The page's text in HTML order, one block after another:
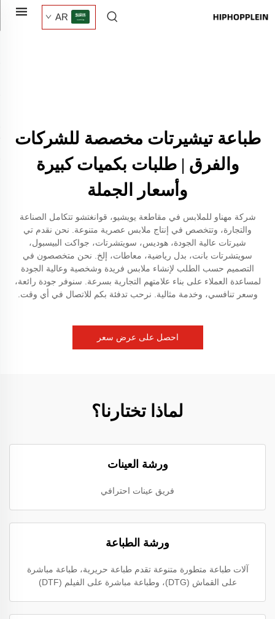
AR
طباعة تيشيرتات مخصصة للشركات
والفرق | طلبات بكميات كبيرة
وأسعار الجملة
شركة مهناو للملابس في مقاطعة يويشيو، قوانغتشو تتكامل الصناعة
والتجارة، وتتخصص في إنتاج ملابس عصرية متنوعة. نحن نقدم تي
شيرتات عالية الجودة، هوديس، سويتشرتات، جواكت البيسبول،
سويتشرتات بانت، بدل رياضية، معاطات، إلخ. نحن متخصصون في
التصميم حسب الطلب لإنشاء ملابس فريدة وشخصية وعالية الجودة
لمساعدة العملاء على بناء علامتهم التجارية بسرعة. سنوفر جودة رائعة،
وسعر تنافسي، وخدمة مثالية. نرحب تدفئة بكم للاتصال في أي وقت.
احصل على عرض سعر
لماذا تختارنا؟
ورشة العينات
فريق عينات احترافي
ورشة الطباعة
آلات طباعة متطورة متنوعة تقدم طباعة حريرية، طباعة مباشرة
على القماش (DTG)، وطباعة مباشرة على الفيلم (DTF)